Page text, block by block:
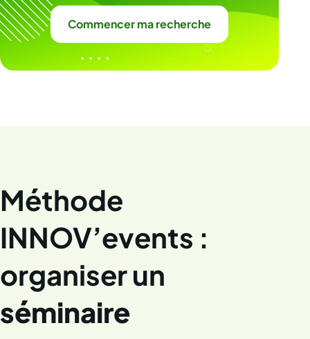
Commencer ma recherche
Méthode
INNOV’events :
organiser un
séminaire